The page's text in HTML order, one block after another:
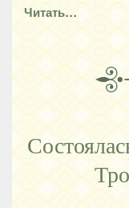
Читать…